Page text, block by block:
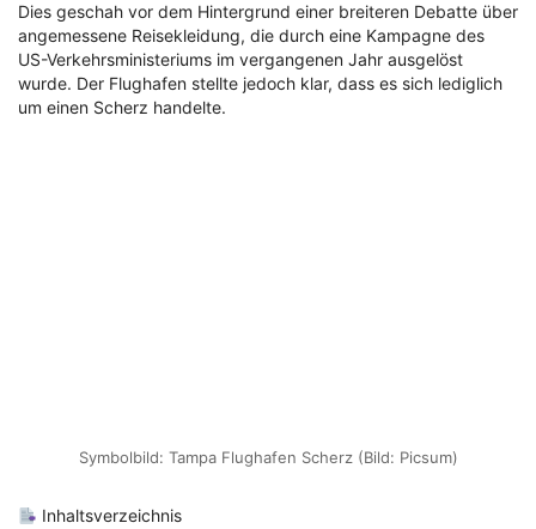
Dies geschah vor dem Hintergrund einer breiteren Debatte über
angemessene Reisekleidung, die durch eine Kampagne des
US-Verkehrsministeriums im vergangenen Jahr ausgelöst
wurde. Der Flughafen stellte jedoch klar, dass es sich lediglich
um einen Scherz handelte.
Symbolbild: Tampa Flughafen Scherz (Bild: Picsum)
Inhaltsverzeichnis